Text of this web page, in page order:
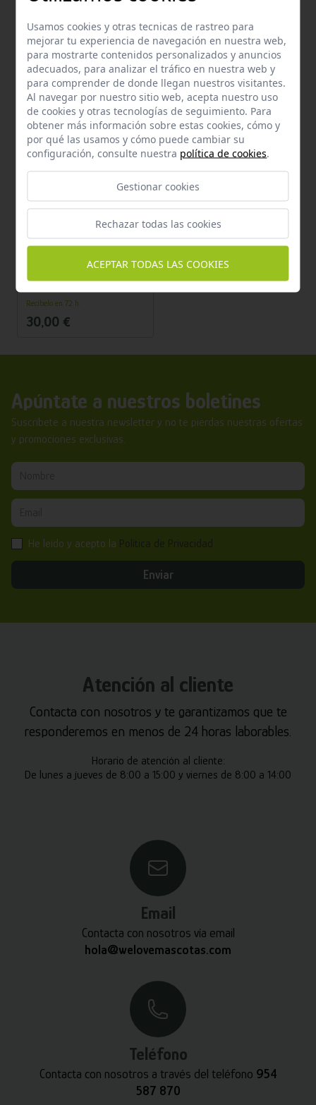
SACO 20 KG
Recíbelo en 72 h.
28,24 €
ENERGY MIX-DEP ALTA EN
MIX MS SACO 20 KG
Recíbelo en 72 h.
25,83 €
EQUUS LINE BALANCER GS
SACO 20 KG
Recíbelo en 72 h.
30,00 €
Apúntate a nuestros boletines
Suscríbete a nuestra newsletter y no te pierdas nuestras ofertas
y promociones exclusivas.
He leído y acepto la
Enviar
Atención al cliente
Contacta con nosotros y te garantizamos que te
responderemos en menos de 24 horas laborables.
Horario de atención al cliente:
De lunes a jueves de 8:00 a 15:00 y viernes de 8:00 a 14:00
Email
Contacta con nosotros vía email
hola@welovemascotas.com
Teléfono
Contacta con nosotros a través del teléfono 954
587 870
Usamos cookies y otras tecnicas de rastreo para
mejorar tu experiencia de navegación en nuestra web,
para mostrarte contenidos personalizados y anuncios
adecuados, para analizar el tráfico en nuestra web y
para comprender de donde llegan nuestros visitantes.
Al navegar por nuestro sitio web, acepta nuestro uso
de cookies y otras tecnologías de seguimiento. Para
obtener más información sobre estas cookies, cómo y
por qué las usamos y cómo puede cambiar su
configuración, consulte nuestra política de cookies.
Gestionar cookies
Rechazar todas las cookies
ACEPTAR TODAS LAS COOKIES